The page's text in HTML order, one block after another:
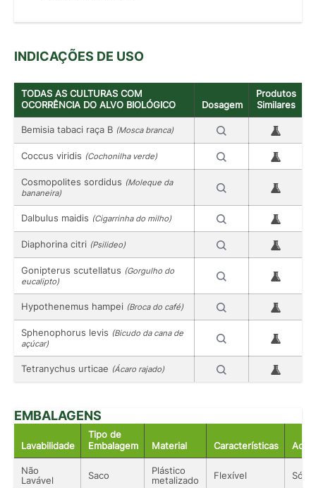
INDICAÇÕES DE USO
TODAS AS CULTURAS COM
OCORRÊNCIA DO ALVO BIOLÓGICO
Dosagem
Produtos
Similares
Bemisia tabaci raça B (Mosca branca)
Coccus viridis (Cochonilha verde)
Cosmopolites sordidus (Moleque da
bananeira)
Dalbulus maidis (Cigarrinha do milho)
Diaphorina citri (Psilideo)
Gonipterus scutellatus (Gorgulho do
eucalipto)
Hypothenemus hampei (Broca do café)
Sphenophorus levis (Bicudo da cana de
açúcar)
Tetranychus urticae (Ácaro rajado)
EMBALAGENS
Lavabilidade
Tipo de
Embalagem
Material Características
Não
Lavável
Saco
Plástico
metalizado
Flexível